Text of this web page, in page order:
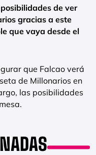
de ver
gracias a este
que vaya desde el
que Falcao verá
de Millonarios en
las posibilidades